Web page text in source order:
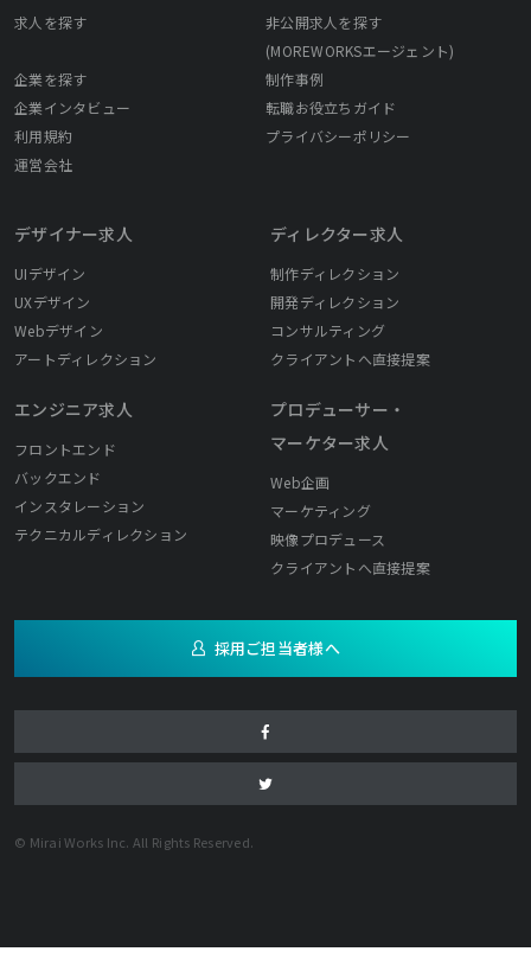
求人を探す
非公開求人を探す
(MOREWORKSエージェント)
企業を探す
制作事例
企業インタビュー
転職お役立ちガイド
利用規約
プライバシーポリシー
運営会社
デザイナー求人
UIデザイン
UXデザイン
Webデザイン
アートディレクション
エンジニア求人
フロントエンド
バックエンド
インスタレーション
テクニカルディレクション
ディレクター求人
制作ディレクション
開発ディレクション
コンサルティング
クライアントへ直接提案
プロデューサー・
マーケター求人
Web企画
マーケティング
映像プロデュース
クライアントへ直接提案
採用ご担当者様へ
© Mirai Works Inc. All Rights Reserved.